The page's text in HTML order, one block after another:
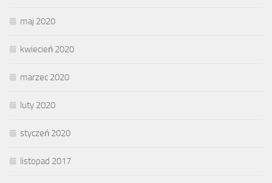
maj 2020
kwiecień 2020
marzec 2020
luty 2020
styczeń 2020
listopad 2017